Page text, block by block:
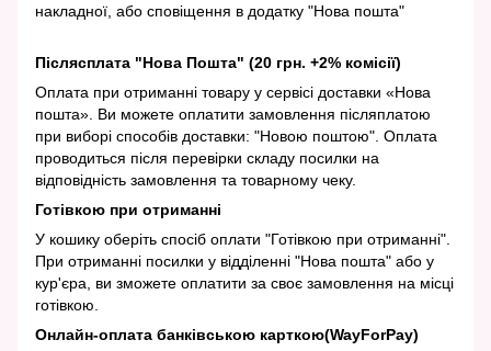
накладної, або сповіщення в додатку "Нова пошта"
Післясплата "Нова Пошта" (20 грн. +2% комісії)
Оплата при отриманні товару у сервісі доставки «Нова
пошта». Ви можете оплатити замовлення післяплатою
при виборі способів доставки: "Новою поштою". Оплата
проводиться після перевірки складу посилки на
відповідність замовлення та товарному чеку.
Готівкою при отриманні
У кошику оберіть спосіб оплати "Готівкою при отриманні".
При отриманні посилки у відділенні "Нова пошта" або у
кур'єра, ви зможете оплатити за своє замовлення на місці
готівкою.
Онлайн-оплата банківською карткою(WayForPay)